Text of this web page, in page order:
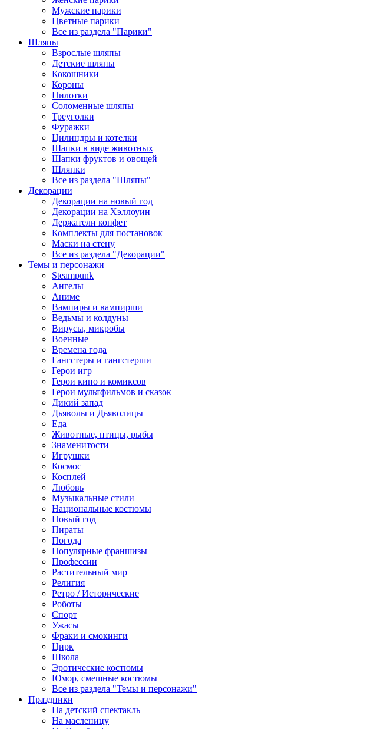
Мужские парики
Цветные парики
Все из раздела "Парики"
Шляпы
Взрослые шляпы
Детские шляпы
Кокошники
Короны
Пилотки
Соломенные шляпы
Треуголки
Фуражки
Цилиндры и котелки
Шапки в виде животных
Шапки фруктов и овощей
Шляпки
Все из раздела "Шляпы"
Декорации
Декорации на новый год
Декорации на Хэллоуин
Держатели конфет
Комплекты для постановок
Маски на стену
Все из раздела "Декорации"
Темы и персонажи
Steampunk
Ангелы
Аниме
Вампиры и вампирши
Ведьмы и колдуны
Вирусы, микробы
Военные
Времена года
Гангстеры и гангстерши
Герои игр
Герои кино и комиксов
Герои мультфильмов и сказок
Дикий запад
Дьяволы и Дьяволицы
Еда
Животные, птицы, рыбы
Знаменитости
Игрушки
Космос
Косплей
Любовь
Музыкальные стили
Национальные костюмы
Новый год
Пираты
Погода
Популярные франшизы
Профессии
Растительный мир
Религия
Ретро / Исторические
Роботы
Спорт
Ужасы
Фраки и смокинги
Цирк
Школа
Эротические костюмы
Юмор, смешные костюмы
Все из раздела "Темы и персонажи"
Праздники
На детский спектакль
На масленицу